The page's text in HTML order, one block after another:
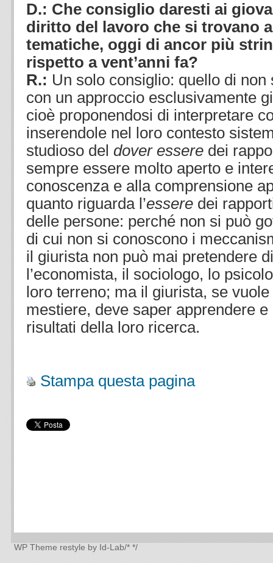
D.: Che consiglio daresti ai
diritto del lavoro che si trovano
tematiche, oggi di ancor più
rispetto a vent’anni fa?
R.: Un solo consiglio: quello di
con un approccio esclusivamente
cioè proponendosi di interpretare
inserendole nel loro contesto
studioso del dover essere dei
sempre essere molto aperto e
conoscenza e alla comprensione
quanto riguarda l’essere dei
delle persone: perché non si può
di cui non si conoscono i
il giurista non può mai pretendere
l’economista, il sociologo, lo
loro terreno; ma il giurista, se
mestiere, deve saper apprendere
risultati della loro ricerca.
Stampa questa pagina
WP Theme restyle by Id-Lab/* */